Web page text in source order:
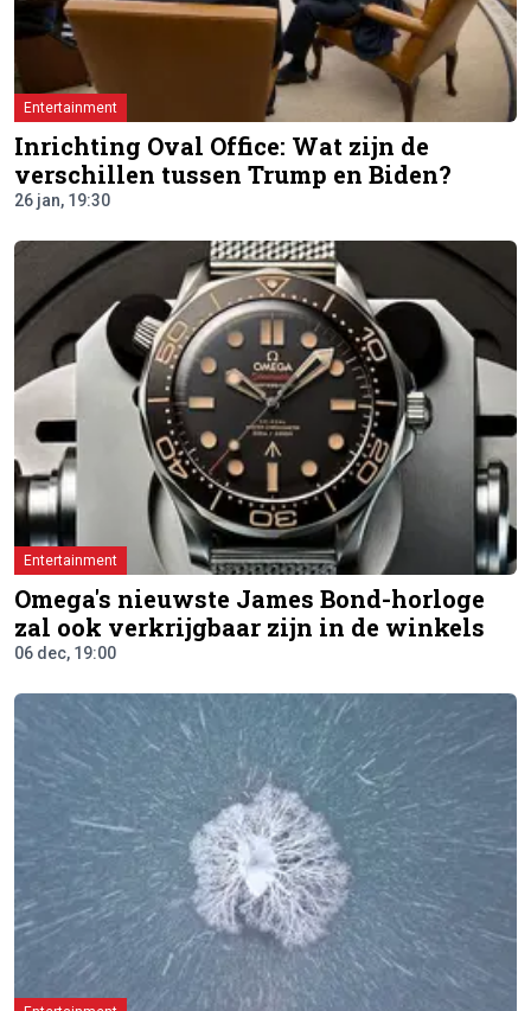
Entertainment
Inrichting Oval Office: Wat zijn de
verschillen tussen Trump en Biden?
26 jan, 19:30
Entertainment
Omega's nieuwste James Bond-horloge
zal ook verkrijgbaar zijn in de winkels
06 dec, 19:00